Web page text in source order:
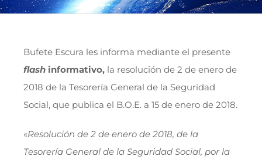
Bufete Escura les informa mediante el presente
flash informativo, la resolución de 2 de enero de
2018 de la Tesorería General de la Seguridad
Social, que publica el B.O.E. a 15 de enero de 2018.
«Resolución de 2 de enero de 2018, de la
Tesorería General de la Seguridad Social, por la